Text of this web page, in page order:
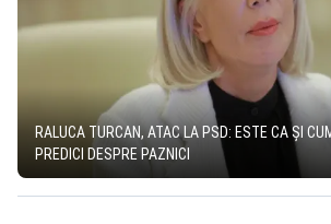
RALUCA TURCAN, ATAC LA PSD: ESTE CA ŞI
PREDICI DESPRE PAZNICI